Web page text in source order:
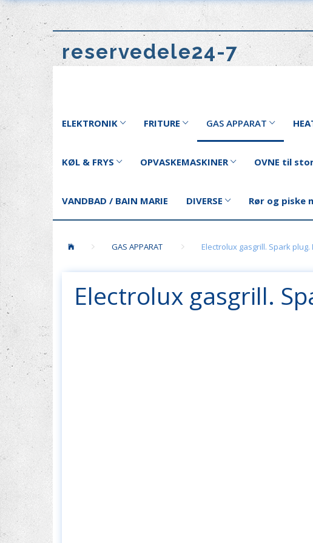
reservedele24-7
ELEKTRONIK FRITURE GAS APPARAT
KØL & FRYS OPVASKEMASKINER OVNE til
VANDBAD / BAIN MARIE DIVERSE Rør og piske
GAS APPARAT Electrolux gasgrill. Spark plug.
Electrolux gasgrill.